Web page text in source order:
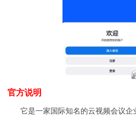
官方说明
它是一家国际知名的云视频会议企